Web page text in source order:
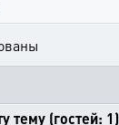
тему (гостей: 1)